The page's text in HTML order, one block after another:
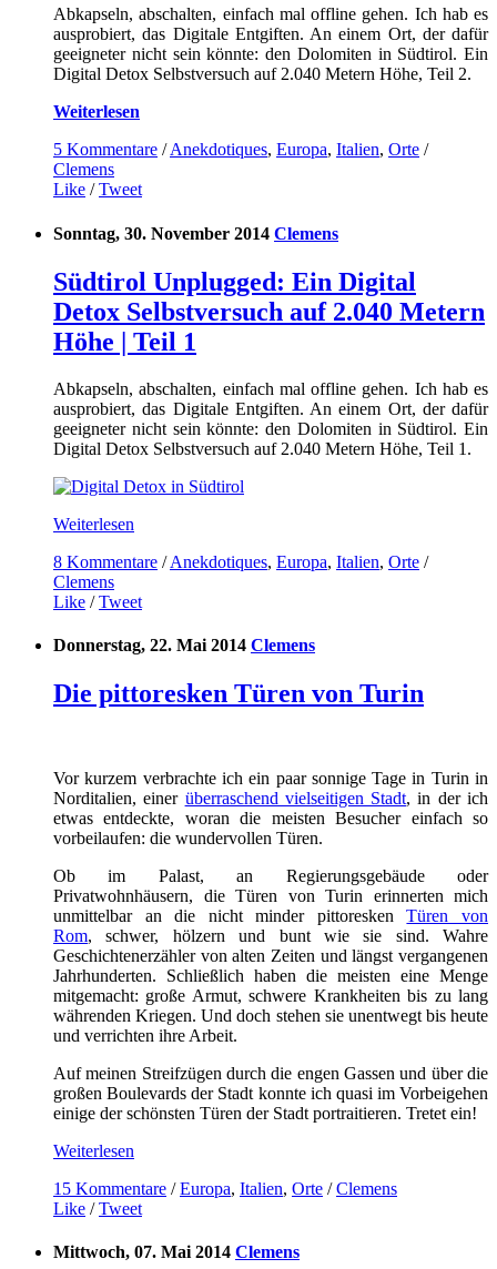
Abkapseln, abschalten, einfach mal offline gehen. Ich hab es
ausprobiert, das Digitale Entgiften. An einem Ort, der dafür
geeigneter nicht sein könnte: den Dolomiten in Südtirol. Ein
Digital Detox Selbstversuch auf 2.040 Metern Höhe, Teil 2.
Weiterlesen
5 Kommentare /Anekdotiques, Europa, Italien, Orte /
Clemens
Like /Tweet
Sonntag, 30. November 2014 Clemens
Südtirol Unplugged: Ein Digital
Detox Selbstversuch auf 2.040 Metern
Höhe | Teil 1
Abkapseln, abschalten, einfach mal offline gehen. Ich hab es
ausprobiert, das Digitale Entgiften. An einem Ort, der dafür
geeigneter nicht sein könnte: den Dolomiten in Südtirol. Ein
Digital Detox Selbstversuch auf 2.040 Metern Höhe, Teil 1.
Weiterlesen
8 Kommentare /Anekdotiques, Europa, Italien, Orte /
Clemens
Like /Tweet
Donnerstag, 22. Mai 2014 Clemens
Die pittoresken Türen von Turin
Vor kurzem verbrachte ich ein paar sonnige Tage in Turin in
Norditalien, einer überraschend vielseitigen Stadt, in der ich
etwas entdeckte, woran die meisten Besucher einfach so
vorbeilaufen: die wundervollen Türen.
Ob im Palast, an Regierungsgebäude oder
Privatwohnhäusern, die Türen von Turin erinnerten mich
unmittelbar an die nicht minder pittoreskenTüren von
Rom, schwer, hölzern und bunt wie sie sind. Wahre
Geschichtenerzähler von alten Zeiten und längst vergangenen
Jahrhunderten. Schließlich haben die meisten eine Menge
mitgemacht: große Armut, schwere Krankheiten bis zu lang
währenden Kriegen. Und doch stehen sie unentwegt bis heute
und verrichten ihre Arbeit.
Auf meinen Streifzügen durch die engen Gassen und über die
großen Boulevards der Stadt konnte ich quasi im Vorbeigehen
einige der schönsten Türen der Stadt portraitieren. Tretet ein!
Weiterlesen
15 Kommentare /Europa, Italien, Orte /Clemens
Like /Tweet
Mittwoch, 07. Mai 2014 Clemens